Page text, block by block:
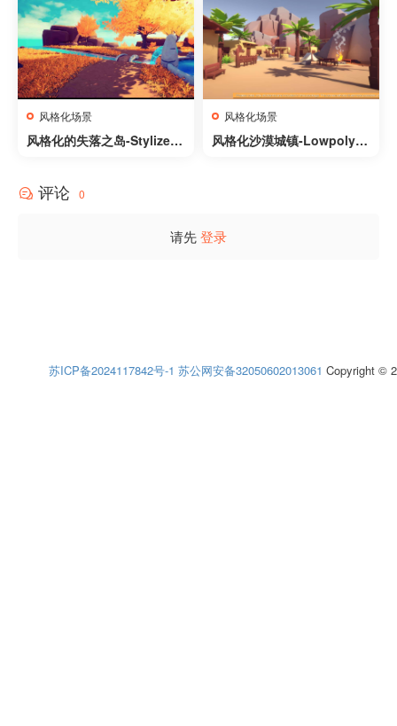
props
风格化场景
风格化的失落之岛-Stylized
风格化场景
风格化沙漠城镇-Lowpoly S
评论 0
请先登录
苏ICP备2024117842号-1 苏公网安备32050602013061 Copyright ©